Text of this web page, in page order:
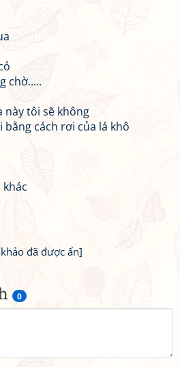
0
chờ.....
này tôi sẽ không
cách rơi của lá khô
khác
đã được ẩn]